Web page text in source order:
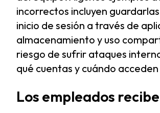
incorrectos incluyen
inicio de sesión a través de
almacenamiento y uso
riesgo de sufrir ataques
qué cuentas y cuándo
Los empleados